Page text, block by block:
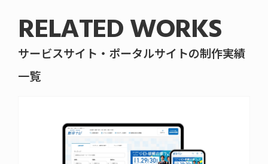
RELATED WORKS
サービスサイト・ポータルサイトの制作実績
一覧